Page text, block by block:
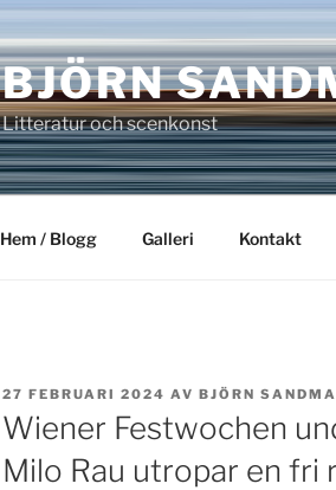
BJÖRN
Litteratur och scenkonst
Hem / Blogg Galleri Kontakt
PUBLICERAT
27 FEBRUARI 2024 AV BJÖRN
Wiener Festwochen
Milo Rau utropar en fri